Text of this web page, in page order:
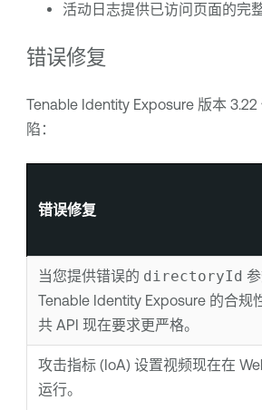
活动日志提供已访问页面的完
错误修复
Tenable Identity Exposure版本 3.22
陷：
错误修复
当您提供错误的 directoryId 参
Tenable Identity Exposure的合规
共 API 现在要求更严格。
攻击指标 (IoA) 设置视频现在在
运行。